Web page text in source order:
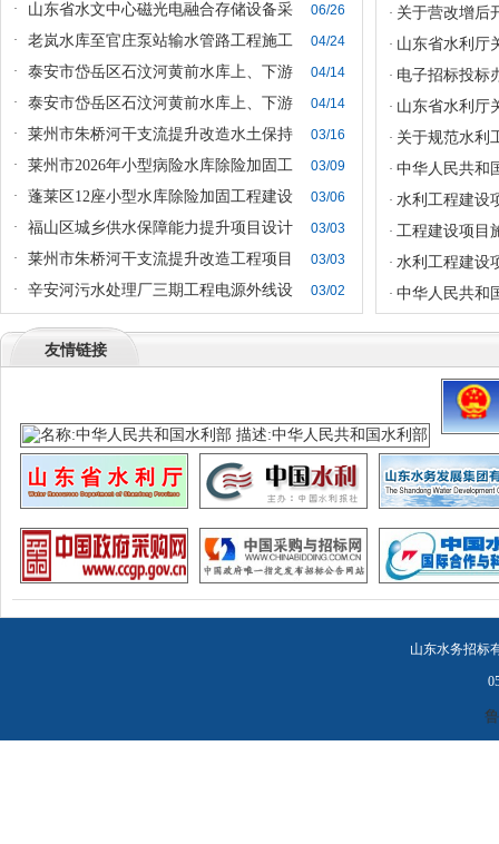
·
山东省水文中心磁光电融合存储设备采
06/26
·
老岚水库至官庄泵站输水管路工程施工
04/24
·
泰安市岱岳区石汶河黄前水库上、下游
04/14
·
泰安市岱岳区石汶河黄前水库上、下游
04/14
·
莱州市朱桥河干支流提升改造水土保持
03/16
·
莱州市2026年小型病险水库除险加固工
03/09
·
蓬莱区12座小型水库除险加固工程建设
03/06
·
福山区城乡供水保障能力提升项目设计
03/03
·
莱州市朱桥河干支流提升改造工程项目
03/03
·
辛安河污水处理厂三期工程电源外线设 03/02
· 关于营改增后
· 山东省水利厅
· 电子招标投标
· 山东省水利厅
· 关于规范水利
· 中华人民共和
· 水利工程建设
· 工程建设项目
· 水利工程建设
· 中华人民共和
友情链接
山东水务招标